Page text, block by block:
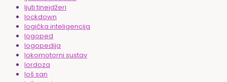
ljuti tinejdžeri
lockdown
logička inteligencija
logoped
logopedija
lokomotorni sustav
lordoza
loš san